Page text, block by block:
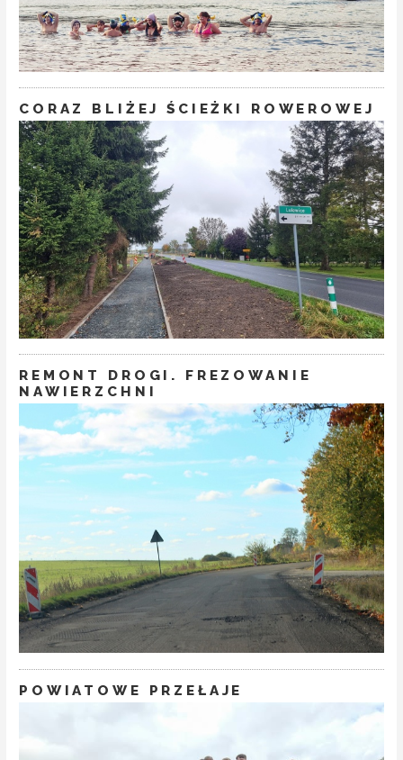
CORAZ BLIŻEJ ŚCIEŻKI ROWEROWEJ
REMONT DROGI. FREZOWANIE
NAWIERZCHNI
POWIATOWE PRZEŁAJE